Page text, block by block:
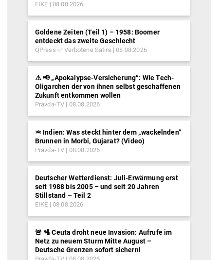
EIKE 08.08.2026
Goldene Zeiten (Teil 1) – 1958: Boomer
entdeckt das zweite Geschlecht
QPress ✅ Verbotene Satire 08.08.2026
⚠️ 📢 „Apokalypse-Versicherung“: Wie Tech-
Oligarchen der von ihnen selbst geschaffenen
Zukunft entkommen wollen
Pravda-TV 08.08.2026
♒︎ Indien: Was steckt hinter dem „wackelnden“
Brunnen in Morbi, Gujarat? (Video)
Pravda-TV 08.08.2026
Deutscher Wetterdienst: Juli-Erwärmung erst
seit 1988 bis 2005 – und seit 20 Jahren
Stillstand – Teil 2
EIKE 08.08.2026
🚨 🛂 Ceuta droht neue Invasion: Aufrufe im
Netz zu neuem Sturm Mitte August –
Deutsche Grenzen sofort sichern!